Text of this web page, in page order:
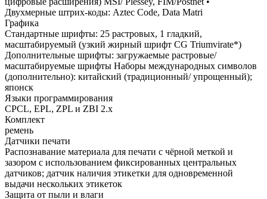
Двухмерные штрих-коды: Aztec Code, Data Matri
Графика
Стандартные шрифты: 25 растровых, 1 гладкий,
масштабируемый (узкий жирный шрифт CG Triumvirate*)
Дополнительные шрифты: загружаемые растровые/
масштабируемые шрифты Наборы международных символов
(дополнительно): китайский (традиционный/ упрощенный);
японск
Языки программирования
CPCL, EPL, ZPL и ZBI 2.x
Комплект
ремень
Датчики печати
Распознавание материала для печати с чёрной меткой и
зазором с использованием фиксированных центральных
датчиков; датчик наличия этикетки для одновременной
выдачи нескольких этикеток
Защита от пыли и влаги